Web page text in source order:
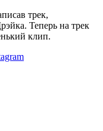
трек,
Теперь на трек
клип.